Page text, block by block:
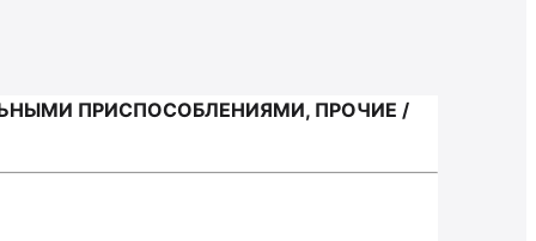
ПРИСПОСОБЛЕНИЯМИ, ПРОЧИЕ /